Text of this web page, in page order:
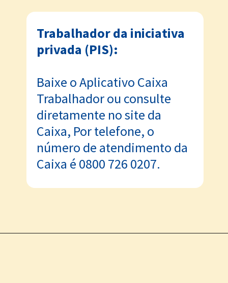
Trabalhador da iniciativa
privada (PIS):
Baixe o Aplicativo Caixa
Trabalhador ou consulte
diretamente no site da
Caixa, Por telefone, o
número de atendimento da
Caixa é 0800 726 0207.